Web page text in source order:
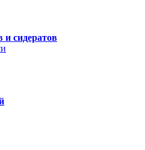
и сидератов